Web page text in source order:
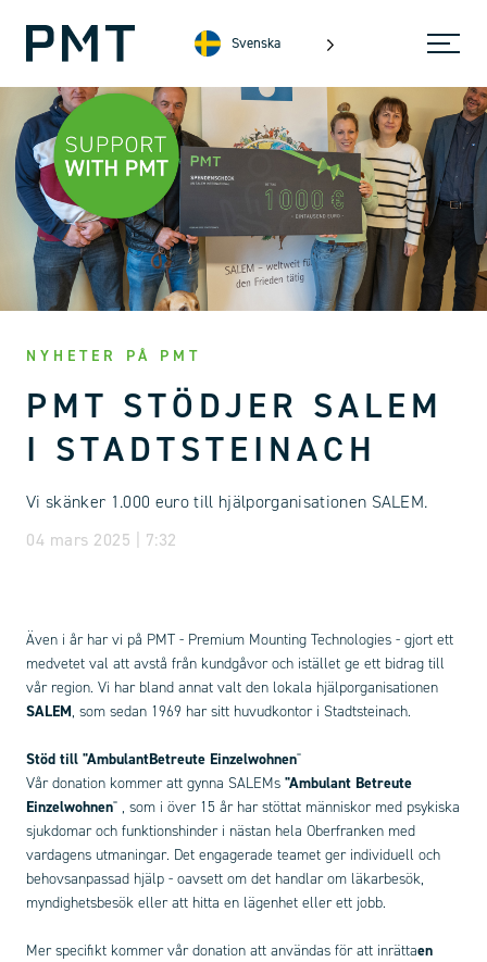
Svenska
NYHETER PÅ PMT
PMT STÖDJER SALEM
I STADTSTEINACH
Vi skänker 1.000 euro till hjälporganisationen SALEM.
04 mars 2025 | 7:32
Även i år har vi på PMT - Premium Mounting Technologies - gjort ett
medvetet val att avstå från kundgåvor och istället ge ett bidrag till
vår region. Vi har bland annat valt den lokala hjälporganisationen
SALEM, som sedan 1969 har sitt huvudkontor i Stadtsteinach.
Stöd till "AmbulantBetreute Einzelwohnen"
Vår donation kommer att gynna SALEMs "Ambulant Betreute
Einzelwohnen" , som i över 15 år har stöttat människor med psykiska
sjukdomar och funktionshinder i nästan hela Oberfranken med
vardagens utmaningar. Det engagerade teamet ger individuell och
behovsanpassad hjälp - oavsett om det handlar om läkarbesök,
myndighetsbesök eller att hitta en lägenhet eller ett jobb.
Mer specifikt kommer vår donation att användas för att inrättaen